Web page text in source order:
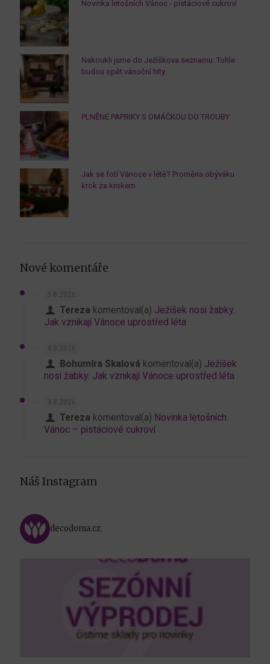
Novinka letošních Vánoc - pistáciové cukroví
Nakoukli jsme do Ježíškova seznamu. Tohle
budou opět vánoční hity.
PLNĚNÉ PAPRIKY S OMÁČKOU DO TROUBY
Jak se fotí Vánoce v létě? Proměna obýváku
krok za krokem
Nové komentáře
5.8.2026
Tereza komentoval(a) Ježíšek nosí žabky:
Jak vznikají Vánoce uprostřed léta
4.8.2026
Bohumíra Skalová komentoval(a) Ježíšek
nosí žabky: Jak vznikají Vánoce uprostřed léta
4.8.2026
Tereza komentoval(a) Novinka letošních
Vánoc – pistáciové cukroví
Náš Instagram
decodoma.cz